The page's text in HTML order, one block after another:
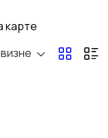
карте